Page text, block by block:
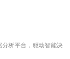
析平台，驱动智能决